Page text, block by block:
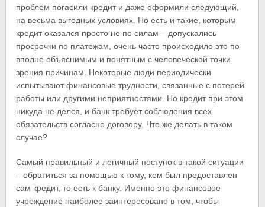
проблем погасили кредит и даже оформили следующий,
на весьма выгодных условиях. Но есть и такие, которым
кредит оказался просто не по силам – допускались
просрочки по платежам, очень часто происходило это по
вполне объяснимым и понятным с человеческой точки
зрения причинам. Некоторые люди периодически
испытывают финансовые трудности, связанные с потерей
работы или другими неприятностями. Но кредит при этом
никуда не делся, и банк требует соблюдения всех
обязательств согласно договору. Что же делать в таком
случае?
Самый правильный и логичный поступок в такой ситуации
– обратиться за помощью к тому, кем был предоставлен
сам кредит, то есть к банку. Именно это финансовое
учреждение наиболее заинтересовано в том, чтобы